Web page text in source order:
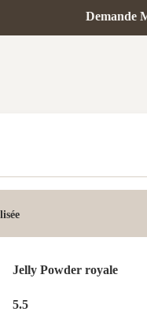
Demande
Jelly Powder royale
5.5